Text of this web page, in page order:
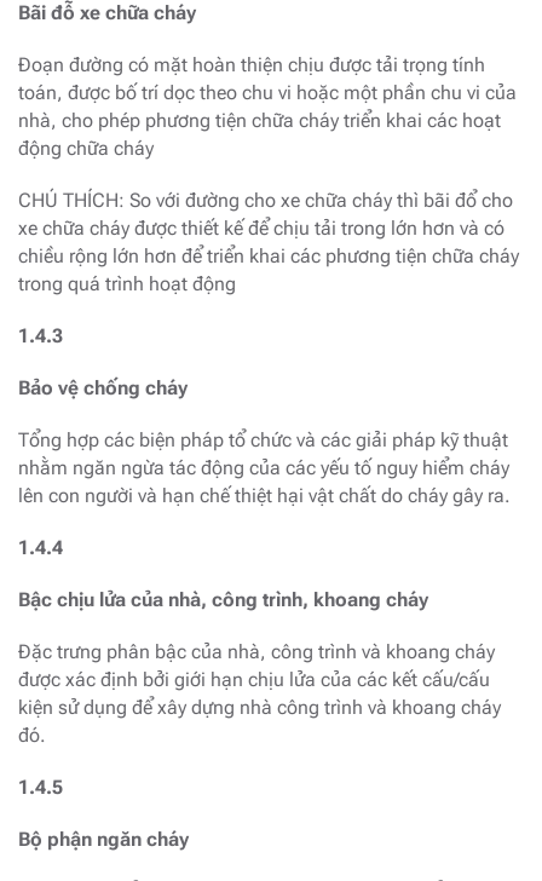
Bãi đỗ xe chữa cháy
Đoạn đường có mặt hoàn thiện chịu được tải trọng tính
toán, được bố trí dọc theo chu vi hoặc một phần chu vi của
nhà, cho phép phương tiện chữa cháy triển khai các hoạt
động chữa cháy
CHÚ THÍCH: So với đường cho xe chữa cháy thì bãi đổ cho
xe chữa cháy được thiết kế để chịu tải trong lớn hơn và có
chiều rộng lớn hơn để triển khai các phương tiện chữa cháy
trong quá trình hoạt động
1.4.3
Bảo vệ chống cháy
Tổng hợp các biện pháp tổ chức và các giải pháp kỹ thuật
nhằm ngăn ngừa tác động của các yếu tố nguy hiểm cháy
lên con người và hạn chế thiệt hại vật chất do cháy gây ra.
1.4.4
Bậc chịu lửa của nhà, công trình, khoang cháy
Đặc trưng phân bậc của nhà, công trình và khoang cháy
được xác định bởi giới hạn chịu lửa của các kết cấu/cấu
kiện sử dụng để xây dựng nhà công trình và khoang cháy
đó.
1.4.5
Bộ phận ngăn cháy